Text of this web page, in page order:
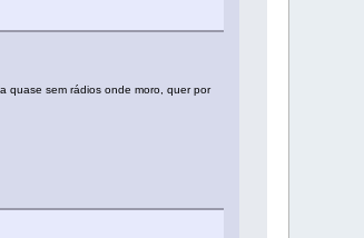
quase sem rádios onde moro, quer por